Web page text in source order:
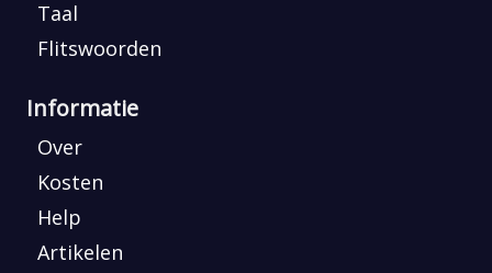
Taal
Flitswoorden
Informatie
Over
Kosten
Help
Artikelen